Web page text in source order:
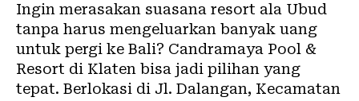
Ingin merasakan suasana resort ala Ubud
tanpa harus mengeluarkan banyak uang
untuk pergi ke Bali? Candramaya Pool &
Resort di Klaten bisa jadi pilihan yang
tepat. Berlokasi di Jl. Dalangan, Kecamatan